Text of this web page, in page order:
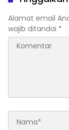
sebagai Pusat
Masyarakat
Alamat email
wajib ditandai *